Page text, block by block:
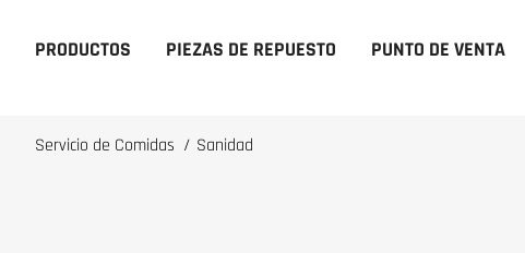
PRODUCTOS PIEZAS DE REPUESTO PUNTO DE VENTA
Servicio de Comidas / Sanidad